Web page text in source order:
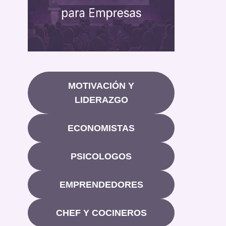
MOTIVACIÓN Y
LIDERAZGO
ECONOMISTAS
PSICOLOGOS
EMPRENDEDORES
CHEF Y COCINEROS